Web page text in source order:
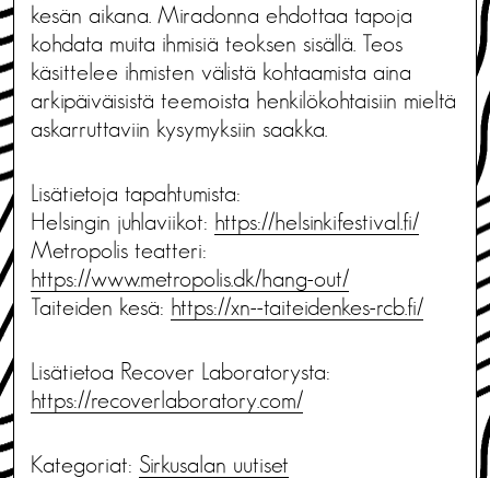
kesän aikana. Miradonna ehdottaa tapoja
kohdata muita ihmisiä teoksen sisällä. Teos
käsittelee ihmisten välistä kohtaamista aina
arkipäiväisistä teemoista henkilökohtaisiin mieltä
askarruttaviin kysymyksiin saakka.
Lisätietoja tapahtumista:
Helsingin juhlaviikot: https://helsinkifestival.fi/
Metropolis teatteri:
https://www.metropolis.dk/hang-out/
Taiteiden kesä: https://xn--taiteidenkes-rcb.fi/
Lisätietoa Recover Laboratorysta:
https://recoverlaboratory.com/
Kategoriat: Sirkusalan uutiset